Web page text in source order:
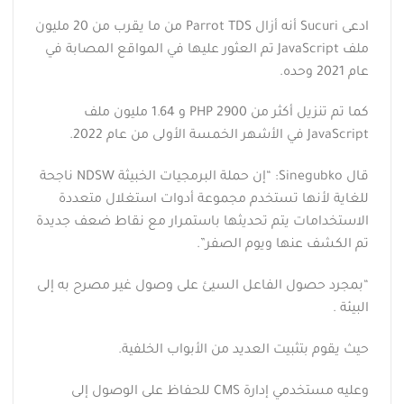
ادعى Sucuri أنه أزال Parrot TDS من ما يقرب من 20 مليون
ملف JavaScript تم العثور عليها في المواقع المصابة في
عام 2021 وحده.
كما تم تنزيل أكثر من 2900 PHP و 1.64 مليون ملف
JavaScript في الأشهر الخمسة الأولى من عام 2022.
قال Sinegubko: “إن حملة البرمجيات الخبيثة NDSW ناجحة
للغاية لأنها تستخدم مجموعة أدوات استغلال متعددة
الاستخدامات يتم تحديثها باستمرار مع نقاط ضعف جديدة
تم الكشف عنها ويوم الصفر”.
“بمجرد حصول الفاعل السيئ على وصول غير مصرح به إلى
البيئة .
حيث يقوم بتثبيت العديد من الأبواب الخلفية.
وعليه مستخدمي إدارة CMS للحفاظ على الوصول إلى